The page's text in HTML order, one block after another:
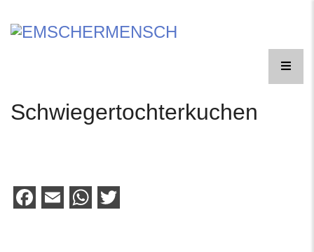
EINE
Schwiegertochterkuchen
Facebook
EmailWhatsApp